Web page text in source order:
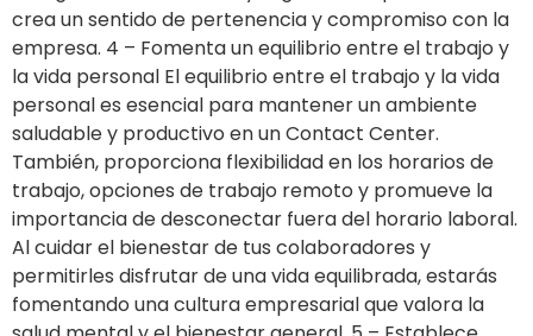
crea un sentido de pertenencia y compromiso con la
empresa. 4 – Fomenta un equilibrio entre el trabajo y
la vida personal El equilibrio entre el trabajo y la vida
personal es esencial para mantener un ambiente
saludable y productivo en un Contact Center.
También, proporciona flexibilidad en los horarios de
trabajo, opciones de trabajo remoto y promueve la
importancia de desconectar fuera del horario laboral.
Al cuidar el bienestar de tus colaboradores y
permitirles disfrutar de una vida equilibrada, estarás
fomentando una cultura empresarial que valora la